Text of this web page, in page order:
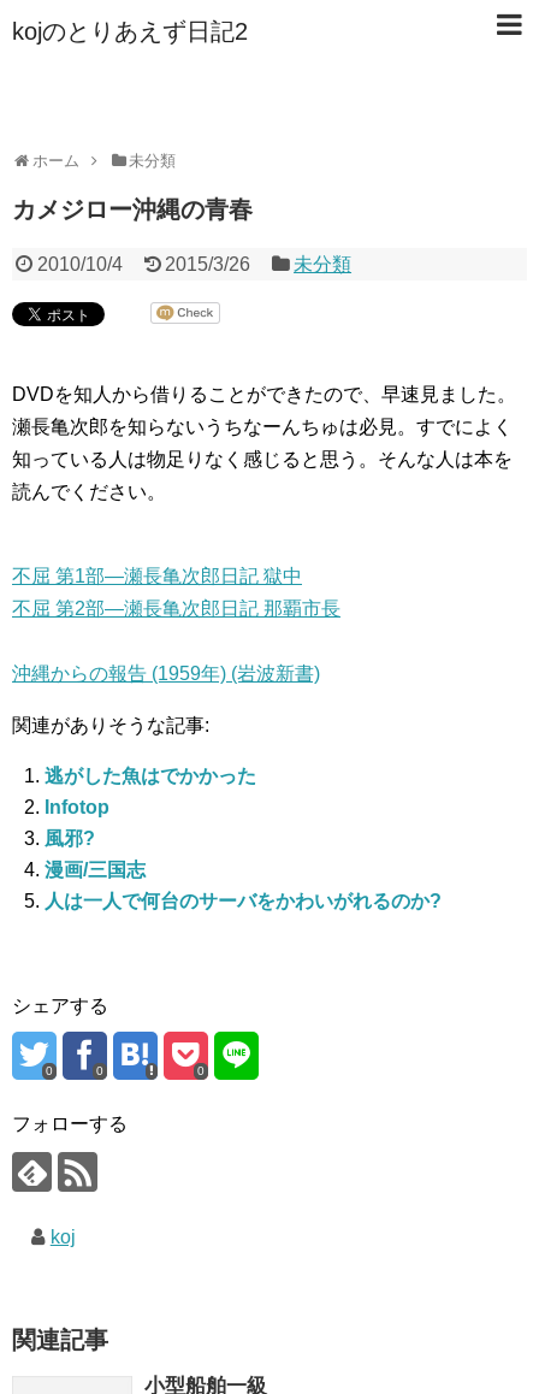
kojのとりあえず日記2
ホーム 未分類
カメジロー沖縄の青春
2010/10/4 2015/3/26 未分類
DVDを知人から借りることができたので、早速見ました。
瀬長亀次郎を知らないうちなーんちゅは必見。すでによく
知っている人は物足りなく感じると思う。そんな人は本を
読んでください。
不屈 第1部―瀬長亀次郎日記 獄中
不屈 第2部―瀬長亀次郎日記 那覇市長
沖縄からの報告 (1959年) (岩波新書)
関連がありそうな記事:
逃がした魚はでかかった
Infotop
風邪?
漫画/三国志
人は一人で何台のサーバをかわいがれるのか?
シェアする
0 0 0
フォローする
koj
関連記事
小型船舶一級